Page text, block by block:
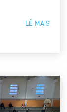
LÊ MAIS